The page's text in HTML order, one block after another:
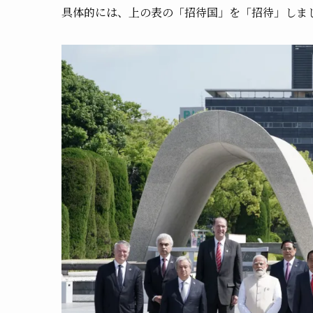
具体的には、上の表の「招待国」を「招待」しま